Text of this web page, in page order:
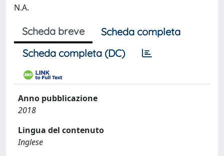
N.A.
Scheda breve
Scheda completa
Scheda completa (DC)
Anno pubblicazione
2018
Lingua del contenuto
Inglese